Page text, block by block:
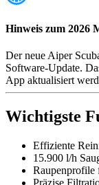
Hinweis zum 2026
Der neue Aiper
Software-Update.
App aktualisiert
Wichtigste
Effiziente
15.900 l/h
Raupenprofile
Präzise